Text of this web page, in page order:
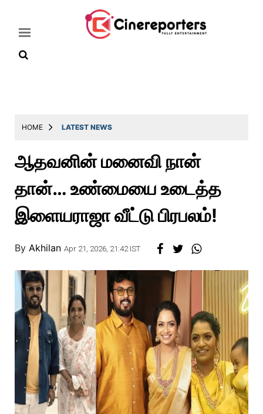
Latest
Throwback
Television
Reviews
Photos
Story
HOME LATEST NEWS
ஆதவனின் மனைவி நான்
தான்… உண்மையை உடைத்த
இளையராஜா வீட்டு பிரபலம்!
By Akhilan Apr 21, 2026, 21:42 IST